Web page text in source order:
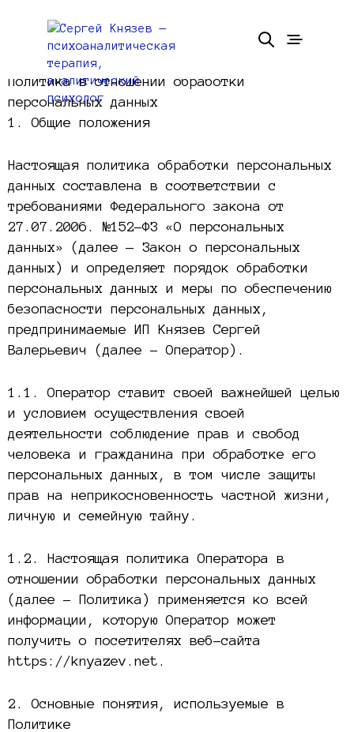
Политика в отношении обработки
персональных данных
1. Общие положения
Настоящая политика обработки персональных
данных составлена в соответствии с
требованиями Федерального закона от
27.07.2006. №152-ФЗ «О персональных
данных» (далее — Закон о персональных
данных) и определяет порядок обработки
персональных данных и меры по обеспечению
безопасности персональных данных,
предпринимаемые ИП Князев Сергей
Валерьевич (далее – Оператор).
1.1. Оператор ставит своей важнейшей целью
и условием осуществления своей
деятельности соблюдение прав и свобод
человека и гражданина при обработке его
персональных данных, в том числе защиты
прав на неприкосновенность частной жизни,
личную и семейную тайну.
1.2. Настоящая политика Оператора в
отношении обработки персональных данных
(далее – Политика) применяется ко всей
информации, которую Оператор может
получить о посетителях веб-сайта
https://knyazev.net.
2. Основные понятия, используемые в
Политике